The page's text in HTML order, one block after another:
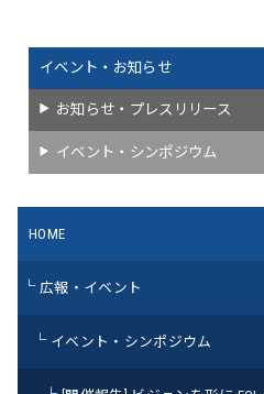
イベント・お知らせ
お知らせ・プレスリリース
イベント・シンポジウム
HOME
広報・イベント
イベント・シンポジウム